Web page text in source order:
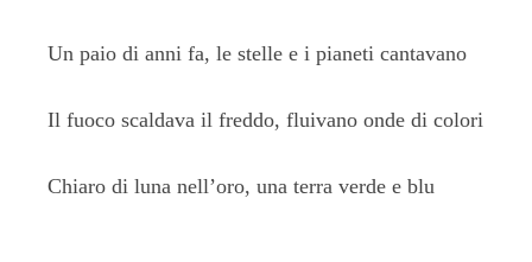
Un paio di anni fa, le stelle e i pianeti cantavano
Il fuoco scaldava il freddo, fluivano onde di colori
Chiaro di luna nell’oro, una terra verde e blu